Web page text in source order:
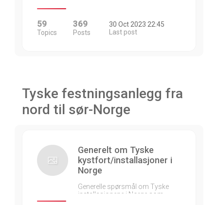
59
Topics
369
Posts
30 Oct 2023 22:45
Last post
Tyske festningsanlegg fra
nord til sør-Norge
Generelt om Tyske
kystfort/installasjoner i
Norge
Generelle spørsmål om Tyske
installasjonene i Norge som…